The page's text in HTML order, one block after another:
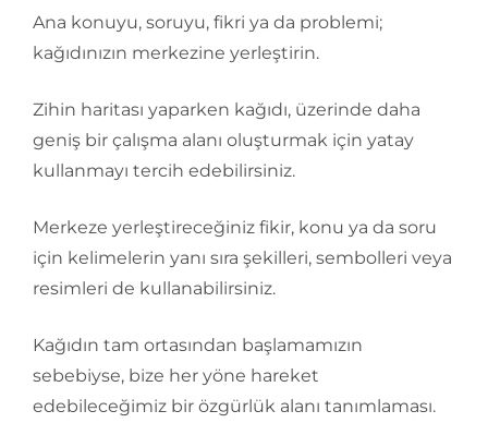
Ana konuyu, soruyu, fikri ya da problemi;
kağıdınızın merkezine yerleştirin.
Zihin haritası yaparken kağıdı, üzerinde daha
geniş bir çalışma alanı oluşturmak için yatay
kullanmayı tercih edebilirsiniz.
Merkeze yerleştireceğiniz fikir, konu ya da soru
için kelimelerin yanı sıra şekilleri, sembolleri veya
resimleri de kullanabilirsiniz.
Kağıdın tam ortasından başlamamızın
sebebiyse, bize her yöne hareket
edebileceğimiz bir özgürlük alanı tanımlaması.